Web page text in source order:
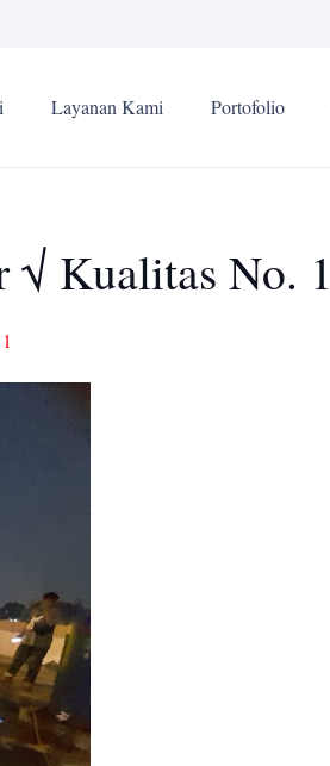
Layanan Kami Portofolio
Kualitas No. 1